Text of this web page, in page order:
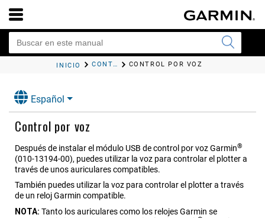
INICIO CONTROLAR EL PLOTTER CONTROL POR VOZ
Español
Control por voz
Después de instalar el módulo USB de control por voz Garmin®
(010-13194-00), puedes utilizar la voz para controlar el plotter a
través de unos auriculares compatibles.
También puedes utilizar la voz para controlar el plotter a través
de un reloj Garmin compatible.
NOTA: Tanto los auriculares como los relojes Garmin se